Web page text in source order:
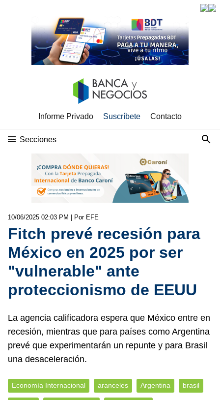
Informe Privado Suscríbete Contacto
Secciones
10/06/2025 02:03 PM | Por EFE
Fitch prevé recesión para
México en 2025 por ser
"vulnerable" ante
proteccionismo de EEUU
La agencia calificadora espera que México entre en
recesión, mientras que para países como Argentina
prevé que experimentarán un repunte y para Brasil
una desaceleración.
Economía Internacional aranceles Argentina brasil